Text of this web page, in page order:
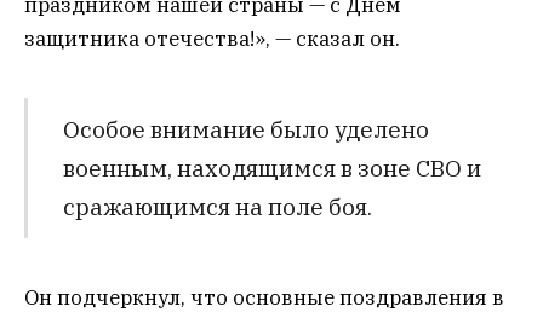
праздником нашей страны — с Днём
защитника отечества!», — сказал он.
Особое внимание было уделено
военным, находящимся в зоне СВО и
сражающимся на поле боя.
Он подчеркнул, что основные поздравления в